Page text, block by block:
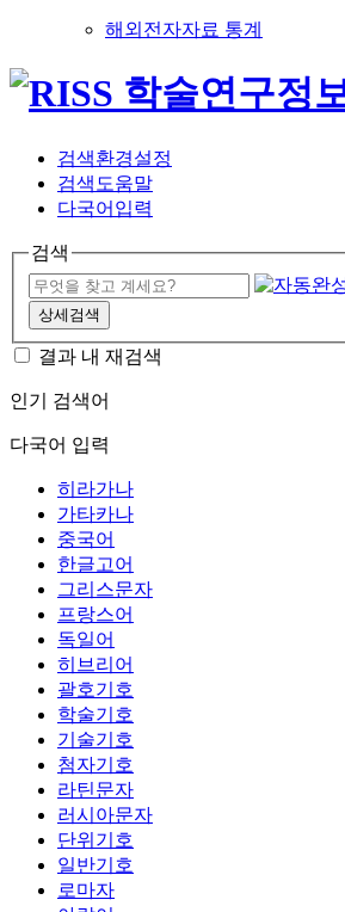
해외전자자료 통계
검색환경설정
검색도움말
다국어입력
검색
상세검색
결과 내 재검색
인기 검색어
다국어 입력
히라가나
가타카나
중국어
한글고어
그리스문자
프랑스어
독일어
히브리어
괄호기호
학술기호
기술기호
첨자기호
라틴문자
러시아문자
단위기호
일반기호
로마자